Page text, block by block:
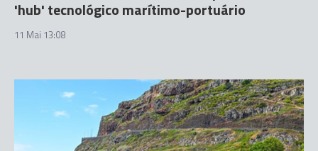
'hub' tecnológico marítimo-portuário
11 Mai 13:08